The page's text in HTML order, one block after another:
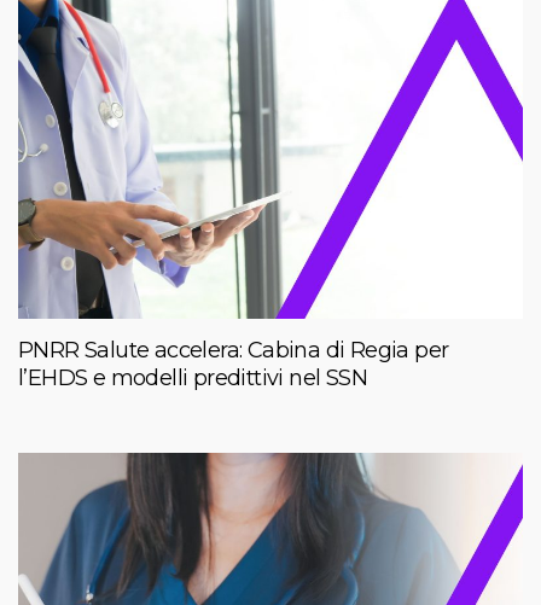
PNRR Salute accelera: Cabina di Regia per
l’EHDS e modelli predittivi nel SSN